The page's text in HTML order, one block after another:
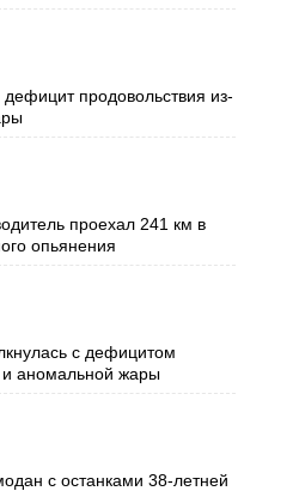
продовольствия из-
проехал 241 км в
опьянения
с дефицитом
и аномальной жары
с останками 38-летней